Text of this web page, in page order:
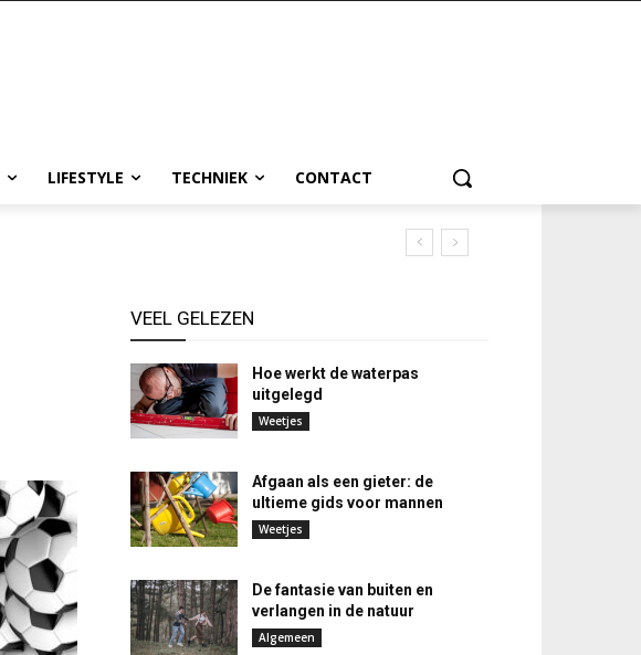
LIFESTYLE TECHNIEK CONTACT
VEEL GELEZEN
Hoe werkt de waterpas
uitgelegd
Weetjes
Afgaan als een gieter: de
ultieme gids voor mannen
Weetjes
De fantasie van buiten en
verlangen in de natuur
Algemeen